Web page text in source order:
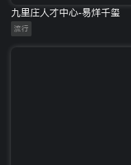
九里庄人才中心-易烊千玺
流行